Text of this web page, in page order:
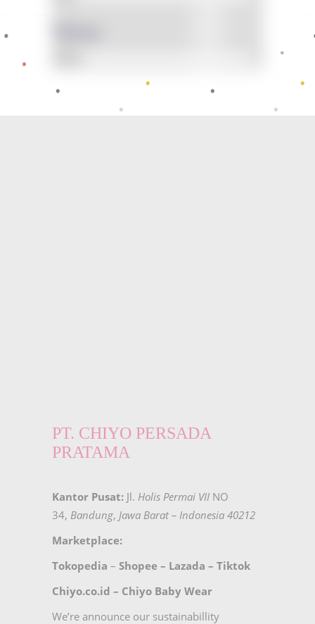
PT. CHIYO PERSADA
PRATAMA
Kantor Pusat: Jl. Holis Permai VII NO
34, Bandung, Jawa Barat – Indonesia 40212
Marketplace:
Tokopedia – Shopee – Lazada – Tiktok
Chiyo.co.id – Chiyo Baby Wear
We’re announce our sustainabillity